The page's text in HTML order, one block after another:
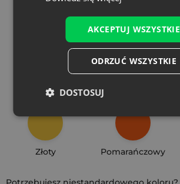
Złoty Pomarańczowy
AKCEPTUJ WSZYSTKIE
ODRZUĆ WSZYSTKIE
DOSTOSUJ